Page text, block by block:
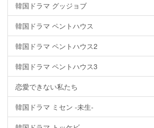
韓国ドラマ グッジョブ
韓国ドラマ ペントハウス
韓国ドラマ ペントハウス2
韓国ドラマ ペントハウス3
恋愛できない私たち
韓国ドラマ ミセン -未生-